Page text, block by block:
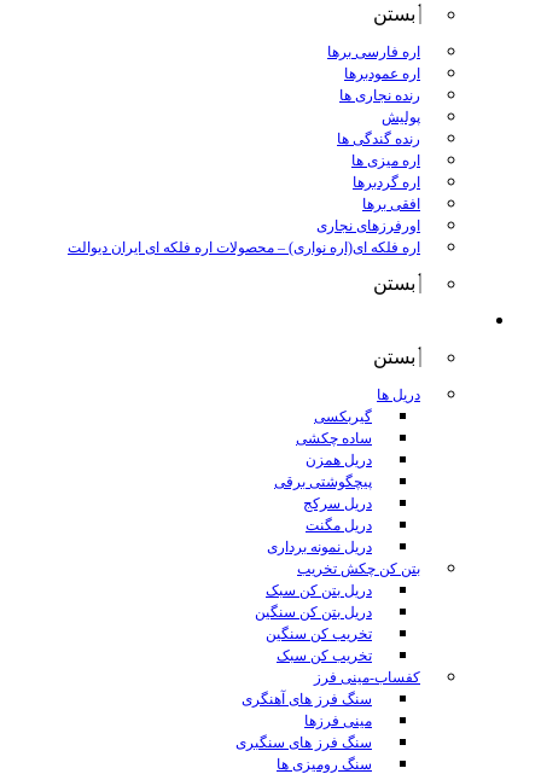
بستن
اره فارسی برها
اره عمودبرها
رنده نجاری ها
پولیش
رنده گندگی ها
اره میزی ها
اره گردبرها
افقی برها
اورفرزهای نجاری
اره فلکه ای(اره نواری) – محصولات اره فلکه ای ایران دیوالت
بستن
بستن
دریل ها
گیربکسی
ساده چکشی
دریل همزن
پیچگوشتی برقی
دریل سرکج
دریل مگنت
دریل نمونه برداری
بتن کن چکش تخریب
دریل بتن کن سبک
دریل بتن کن سنگین
تخریب کن سنگین
تخریب کن سبک
کفساب-مینی فرز
سنگ فرز های آهنگری
مینی فرزها
سنگ فرز های سنگبری
سنگ رومیزی ها